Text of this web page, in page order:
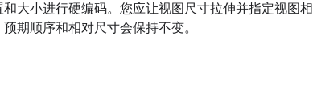
大小进行硬编码。您应让视图尺寸拉伸并指定视图相
期顺序和相对尺寸会保持不变。